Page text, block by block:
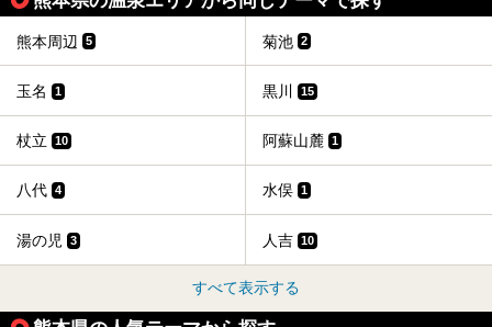
熊本周辺 5 菊池 2
玉名 1 黒川 15
杖立 10 阿蘇山麓 1
八代 4 水俣 1
湯の児 3 人吉 10
すべて表示する